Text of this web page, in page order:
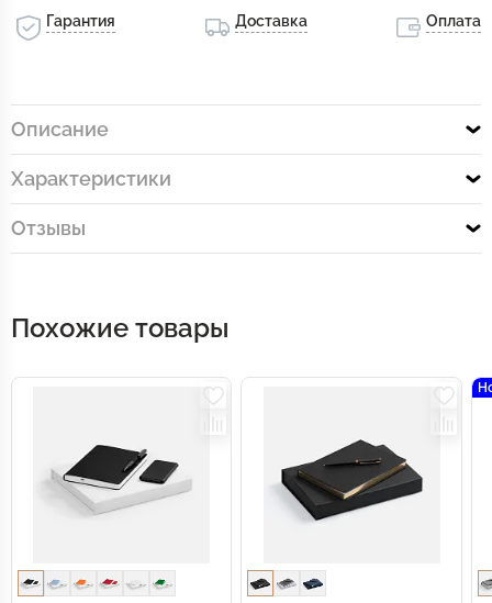
Гарантия Доставка Оплата
Описание
Характеристики
Отзывы
Похожие товары